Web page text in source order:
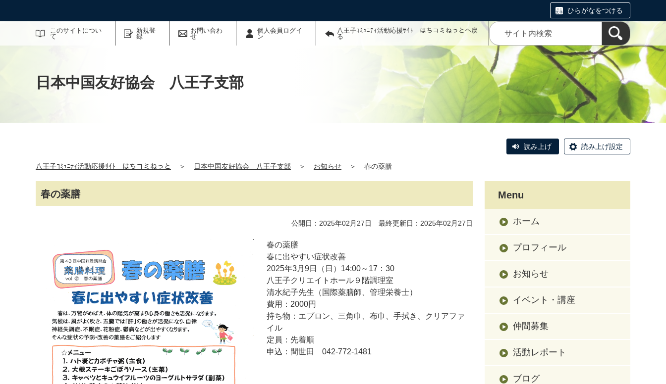
ひらがなをつける
このサイトについ
て
新規登
録
お問い合わ
せ
個人会員ログイ
ン
八王子ｺﾐｭﾆﾃｨ活動応援ｻｲﾄ はちコミねっとへ戻
る
サイト内検索
日本中国友好協会 八王子支部
読み上げ 読み上げ設定
八王子ｺﾐｭﾆﾃｨ活動応援ｻｲﾄ はちコミねっと ＞ 日本中国友好協会 八王子支部 ＞ お知らせ ＞ 春の薬膳
春の薬膳
公開日：2025年02月27日 最終更新日：2025年02月27日
春の薬膳
春に出やすい症状改善
2025年3月9日（日）14:00～17：30
八王子クリエイトホール９階調理室
清水紀子先生（国際薬膳師、管理栄養士）
費用：2000円
持ち物：エプロン、三角巾、布巾、手拭き、クリアファ
イル
定員：先着順
申込：間世田 042-772-1481
Menu
ホーム
プロフィール
お知らせ
イベント・講座
仲間募集
活動レポート
ブログ